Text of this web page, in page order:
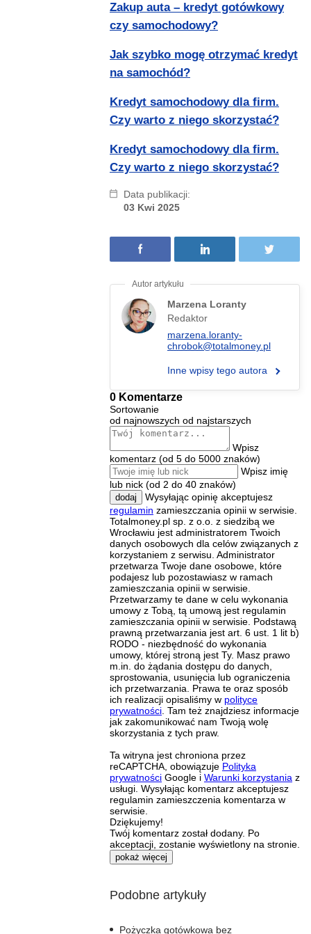
Zakup auta – kredyt gotówkowy
czy samochodowy?
Jak szybko mogę otrzymać kredyt
na samochód?
Kredyt samochodowy dla firm.
Czy warto z niego skorzystać?
Kredyt samochodowy dla firm.
Czy warto z niego skorzystać?
Data publikacji:
03 Kwi 2025
Marzena Loranty
Redaktor
marzena.loranty-
chrobok@totalmoney.pl
Inne wpisy tego autora
0 Komentarze
Sortowanie
od najnowszych od najstarszych
Wpisz
komentarz (od 5 do 5000 znaków)
Wpisz imię
lub nick (od 2 do 40 znaków)
dodaj
Wysyłając opinię akceptujesz
regulamin zamieszczania opinii w serwisie.
Totalmoney.pl sp. z o.o. z siedzibą we
Wrocławiu jest administratorem Twoich
danych osobowych dla celów związanych z
korzystaniem z serwisu. Administrator
przetwarza Twoje dane osobowe, które
podajesz lub pozostawiasz w ramach
zamieszczania opinii w serwisie.
Przetwarzamy te dane w celu wykonania
umowy z Tobą, tą umową jest regulamin
zamieszczania opinii w serwisie. Podstawą
prawną przetwarzania jest art. 6 ust. 1 lit b)
RODO - niezbędność do wykonania
umowy, której stroną jest Ty. Masz prawo
m.in. do żądania dostępu do danych,
sprostowania, usunięcia lub ograniczenia
ich przetwarzania. Prawa te oraz sposób
ich realizacji opisaliśmy w polityce
prywatności . Tam też znajdziesz informacje
jak zakomunikować nam Twoją wolę
skorzystania z tych praw.
Ta witryna jest chroniona przez
reCAPTCHA, obowiązuje Polityka
prywatności Google i Warunki korzystania z
usługi. Wysyłając komentarz akceptujesz
regulamin zamieszczenia komentarza w
serwisie.
Dziękujemy!
Twój komentarz został dodany. Po
akceptacji, zostanie wyświetlony na stronie.
pokaż więcej
Podobne artykuły
Pożyczka gotówkowa bez